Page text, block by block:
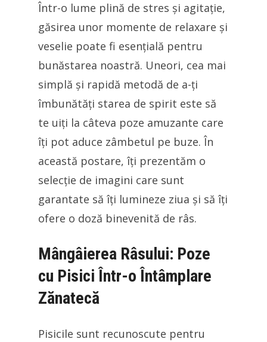
Într-o lume plină de stres și agitație,
găsirea unor momente de relaxare și
veselie poate fi esențială pentru
bunăstarea noastră. Uneori, cea mai
simplă și rapidă metodă de a-ți
îmbunătăți starea de spirit este să
te uiți la câteva poze amuzante care
îți pot aduce zâmbetul pe buze. În
această postare, îți prezentăm o
selecție de imagini care sunt
garantate să îți lumineze ziua și să îți
ofere o doză binevenită de râs.
Mângâierea Râsului: Poze
cu Pisici Într-o Întâmplare
Zănatecă
Pisicile sunt recunoscute pentru